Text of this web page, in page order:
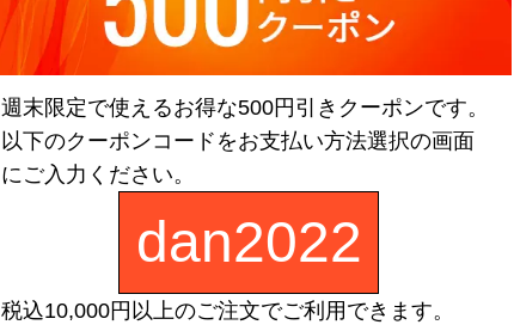
週末限定で使えるお得な500円引きクーポンです。
以下のクーポンコードをお支払い方法選択の画面
にご入力ください。
dan2022
税込10,000円以上のご注文でご利用できます。